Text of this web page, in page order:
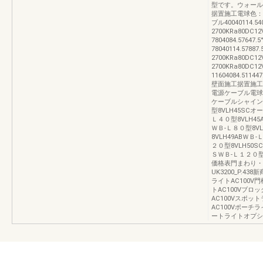
型です。ウォー
据置施工電球色
ブル
壁面施工据置施
電源ケーブル電
ケーブルシャイ
型8VLH45SCオ
Ｌ４０型
ＷＢ-Ｌ８０型
8VLH49ABＷＢ-
２０型
ＳＷＢ-Ｌ１２０
価格表門まわり
UK3200_P.438
ライトAC100V
トAC100Vブロ
AC100Vスポッ
AC100Vポーチ
ートライトオプ